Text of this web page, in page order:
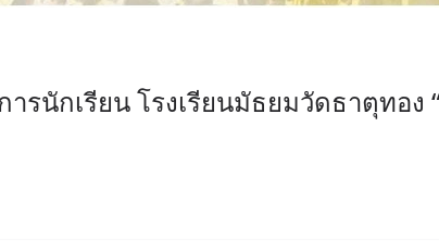
นักเรียน โรงเรียนมัธยมวัดธาตุทอง